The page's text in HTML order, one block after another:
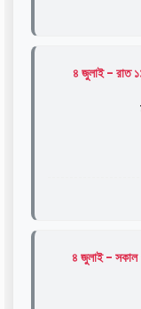
৪ জুলাই - রাত
৪ জুলাই - সকাল